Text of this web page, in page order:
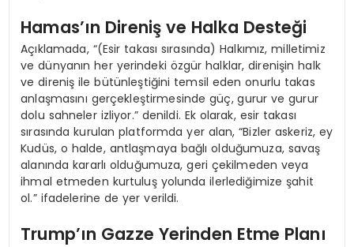
Hamas’ın Direniş ve Halka Desteği
Açıklamada, “(Esir takası sırasında) Halkımız, milletimiz
ve dünyanın her yerindeki özgür halklar, direnişin halk
ve direniş ile bütünleştiğini temsil eden onurlu takas
anlaşmasını gerçekleştirmesinde güç, gurur ve gurur
dolu sahneler izliyor.” denildi. Ek olarak, esir takası
sırasında kurulan platformda yer alan, “Bizler askeriz, ey
Kudüs, o halde, antlaşmaya bağlı olduğumuza, savaş
alanında kararlı olduğumuza, geri çekilmeden veya
ihmal etmeden kurtuluş yolunda ilerlediğimize şahit
ol.” ifadelerine de yer verildi.
Trump’ın Gazze Yerinden Etme Planı